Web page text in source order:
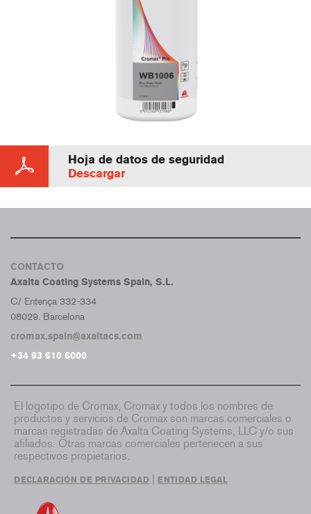
Hoja de datos de seguridad
Descargar
CONTACTO
Axalta Coating Systems Spain, S.L.
C/ Entença 332-334
08029. Barcelona
cromax.spain@axaltacs.com
+34 93 610 6000
El logotipo de Cromax, Cromax y todos los nombres de
productos y servicios de Cromax son marcas comerciales o
marcas registradas de Axalta Coating Systems, LLC y/o sus
afiliados. Otras marcas comerciales pertenecen a sus
respectivos propietarios.
DECLARACIÓN DE PRIVACIDAD ENTIDAD LEGAL